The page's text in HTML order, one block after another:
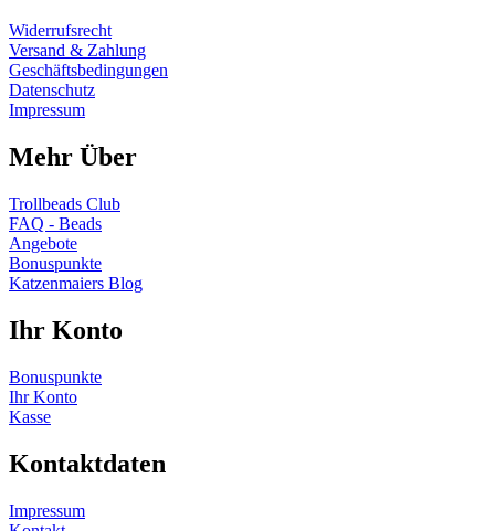
Widerrufsrecht
Versand & Zahlung
Geschäftsbedingungen
Datenschutz
Impressum
Mehr Über
Trollbeads Club
FAQ - Beads
Angebote
Bonuspunkte
Katzenmaiers Blog
Ihr Konto
Bonuspunkte
Ihr Konto
Kasse
Kontaktdaten
Impressum